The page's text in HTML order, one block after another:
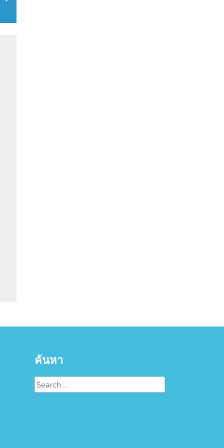
ค้นหา
Search
for: